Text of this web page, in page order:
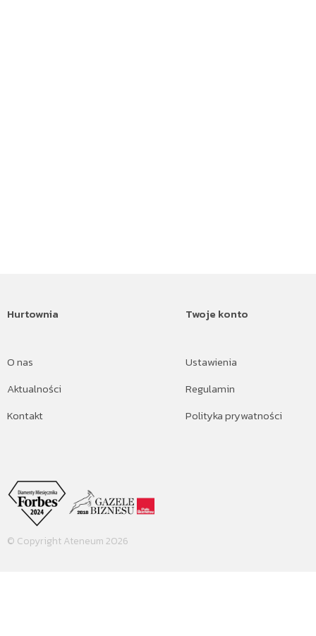
Hurtownia
O nas
Aktualności
Kontakt
Twoje konto
Ustawienia
Regulamin
Polityka prywatności
© Copyright Ateneum 2026